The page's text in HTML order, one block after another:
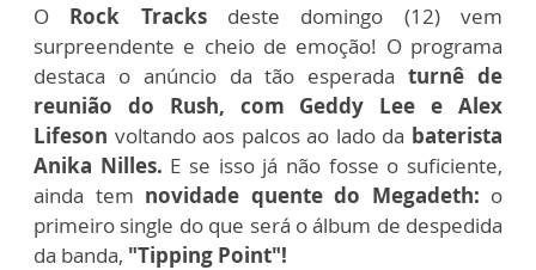
O Rock Tracksdeste domingo (12) vem
surpreendente e cheio de emoção! O programa
destaca o anúncio da tão esperadaturnê de
reunião do Rush, com Geddy Lee e Alex
Lifeson voltando aos palcos ao lado da baterista
Anika Nilles. E se isso já não fosse o suficiente,
ainda tem novidade quente do Megadeth: o
primeiro single do que será o álbum de despedida
da banda, "Tipping Point"!